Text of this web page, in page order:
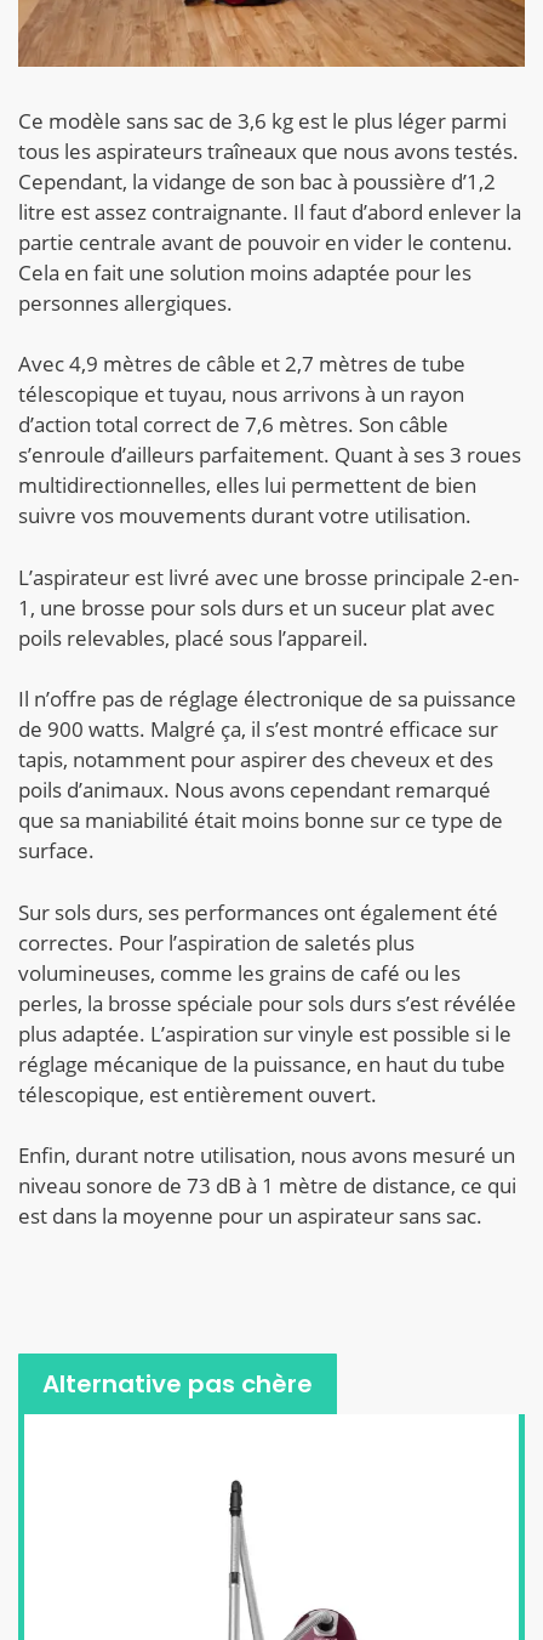
Ce modèle sans sac de 3,6 kg est le plus léger parmi
tous les aspirateurs traîneaux que nous avons testés.
Cependant, la vidange de son bac à poussière d’1,2
litre est assez contraignante. Il faut d’abord enlever la
partie centrale avant de pouvoir en vider le contenu.
Cela en fait une solution moins adaptée pour les
personnes allergiques.
Avec 4,9 mètres de câble et 2,7 mètres de tube
télescopique et tuyau, nous arrivons à un rayon
d’action total correct de 7,6 mètres. Son câble
s’enroule d’ailleurs parfaitement. Quant à ses 3 roues
multidirectionnelles, elles lui permettent de bien
suivre vos mouvements durant votre utilisation.
L’aspirateur est livré avec une brosse principale 2-en-
1, une brosse pour sols durs et un suceur plat avec
poils relevables, placé sous l’appareil.
Il n’offre pas de réglage électronique de sa puissance
de 900 watts. Malgré ça, il s’est montré efficace sur
tapis, notamment pour aspirer des cheveux et des
poils d’animaux. Nous avons cependant remarqué
que sa maniabilité était moins bonne sur ce type de
surface.
Sur sols durs, ses performances ont également été
correctes. Pour l’aspiration de saletés plus
volumineuses, comme les grains de café ou les
perles, la brosse spéciale pour sols durs s’est révélée
plus adaptée. L’aspiration sur vinyle est possible si le
réglage mécanique de la puissance, en haut du tube
télescopique, est entièrement ouvert.
Enfin, durant notre utilisation, nous avons mesuré un
niveau sonore de 73 dB à 1 mètre de distance, ce qui
est dans la moyenne pour un aspirateur sans sac.
Alternative pas chère